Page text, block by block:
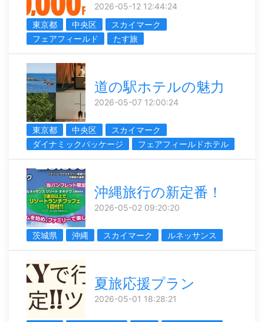
2026-05-12 12:44:24
東京都
中央区
スカイマーク
フェアフィールド
たす旅
道の駅ホテルの魅力
2026-05-07 12:00:24
東京都 中央区
スカイマーク
ダイナミックパッケージ
フェアフィールドホテル
沖縄旅行の新定番！
2026-05-02 09:20:20
茨城県 沖縄 スカイマーク ルネッサンス
夏旅応援プラン
2026-05-01 18:28:21